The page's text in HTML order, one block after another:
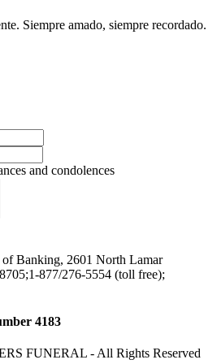
Siempre amado, siempre recordado.
and condolences
of Banking, 2601 North Lamar
877/276-5554 (toll free);
4183
FUNERAL - All Rights Reserved